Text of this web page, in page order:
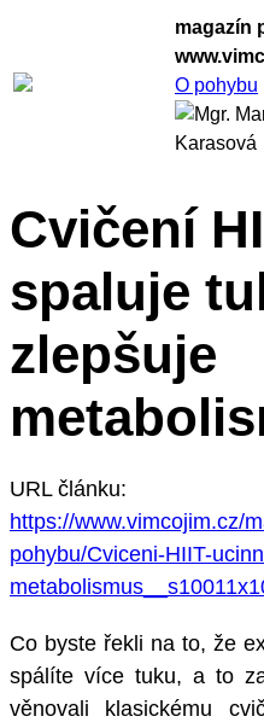
magazín
O pohybu
Karasová
Cvičení
spaluje
zlepšuje
URL článku:
https://www.vimcojim.cz/
pohybu/Cviceni-HIIT-
Co byste řekli na to, že
spálíte více tuku, a to
věnovali klasickému